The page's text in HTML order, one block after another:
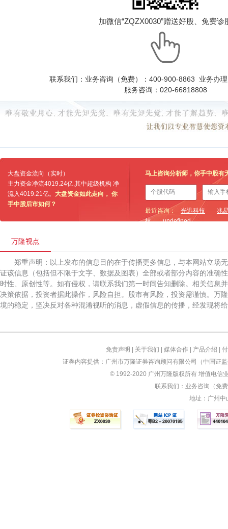
加微信“ZQZX0030”赠送好股、免费诊
联系我们：业务咨询（免费）：400-900-8863 业务办
服务咨询：020-66818808
大盘资金流向（实时）
主力资金净流4019.24亿,其中超级机构 净
流入4019.21亿。 大盘资金如此走向， 你
手中股后市如何？
马上咨询分析师，你手中股有
最近咨询： 光迅科技
兆
技
undefined
万隆视点
郑重声明：以上发布的信息目的在于传播更多信息，与本网站立场
证该信息（包括但不限于文字、数据及图表）全部或者部分内容的准确
时性、原创性等。如有侵权，请联系我们第一时间告知删除。相关信息
决策依据，投资者据此操作，风险自担。股市有风险，投资需谨慎。万
境的稳定，坚决反对各种混淆视听的消息，虚假信息的传播，经发现将
免责声明 关于我们 媒体合作| 产品介绍
证券内容提供：广州市万隆证券咨询顾问有限公司（中国证
© 1992-2020 广州万隆版权所有 增值电信
联系我们：业务咨询（免
地址：广州中